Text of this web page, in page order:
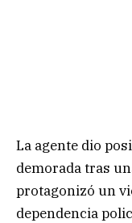
La agente dio
demorada tras
protagonizó un
dependencia